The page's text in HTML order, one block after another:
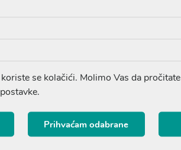
se kolačići. Molimo Vas da pročitate
Prihvaćam odabrane